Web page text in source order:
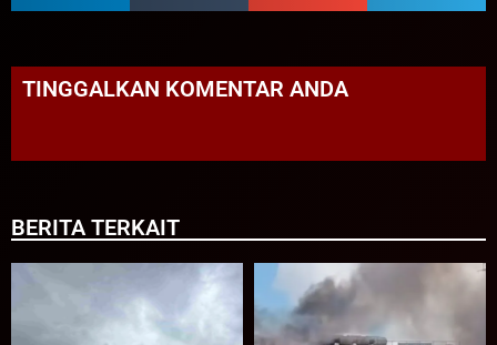
TINGGALKAN KOMENTAR ANDA
BERITA TERKAIT